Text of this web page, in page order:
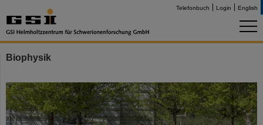
Telefonbuch Login English
Biophysik